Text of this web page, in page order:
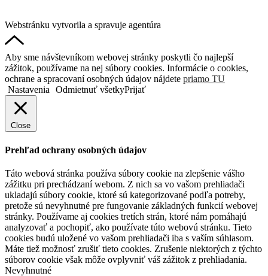
Webstránku vytvorila a spravuje agentúra
Aby sme návštevníkom webovej stránky poskytli čo najlepší
zážitok, používame na nej súbory cookies. Informácie o cookies,
ochrane a spracovaní osobných údajov nájdete priamo TU
Nastavenia Odmietnuť všetkyPrijať
Close
Prehľad ochrany osobných údajov
Táto webová stránka používa súbory cookie na zlepšenie vášho
zážitku pri prechádzaní webom. Z nich sa vo vašom prehliadači
ukladajú súbory cookie, ktoré sú kategorizované podľa potreby,
pretože sú nevyhnutné pre fungovanie základných funkcií webovej
stránky. Používame aj cookies tretích strán, ktoré nám pomáhajú
analyzovať a pochopiť, ako používate túto webovú stránku. Tieto
cookies budú uložené vo vašom prehliadači iba s vaším súhlasom.
Máte tiež možnosť zrušiť tieto cookies. Zrušenie niektorých z týchto
súborov cookie však môže ovplyvniť váš zážitok z prehliadania.
Nevyhnutné